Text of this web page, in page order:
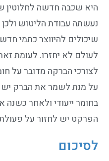
היא שכבה חדשה
נעשתה עבודת הליטוש ולכן
שיכולים להיווצר כתמי
לעולם לא יחזרו. לעומת
לצורכי הברקה מדובר על
על מנת לשמר את הברק יש
בחומר ייעודי ולאחר כשנה
הפרקט יש לחזור על
לסיכום